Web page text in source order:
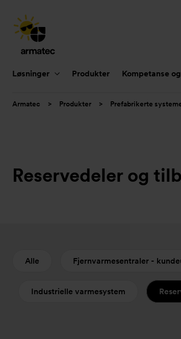
Løsninger Produkter Kompetanse
Du
Armatec > Produkter > Prefabrikerte
Reservedeler og
Alle Fjernvarmesentraler -
Industrielle varmesystem